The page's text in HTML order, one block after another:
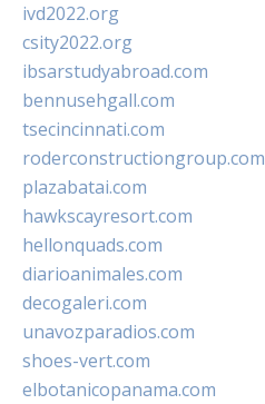
ivd2022.org
csity2022.org
ibsarstudyabroad.com
bennusehgall.com
tsecincinnati.com
roderconstructiongroup.com
plazabatai.com
hawkscayresort.com
hellonquads.com
diarioanimales.com
decogaleri.com
unavozparadios.com
shoes-vert.com
elbotanicopanama.com